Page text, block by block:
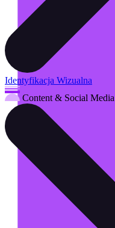
Identyfikacja Wizualna
Content & Social Media